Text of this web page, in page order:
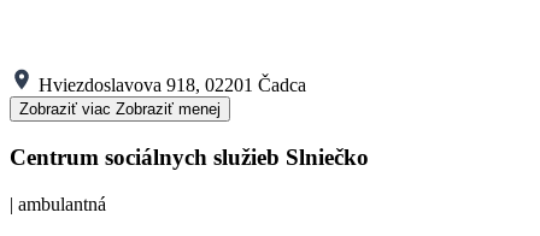
Hviezdoslavova 918, 02201 Čadca
Zobraziť viac Zobraziť menej
Centrum sociálnych služieb Slniečko
| ambulantná